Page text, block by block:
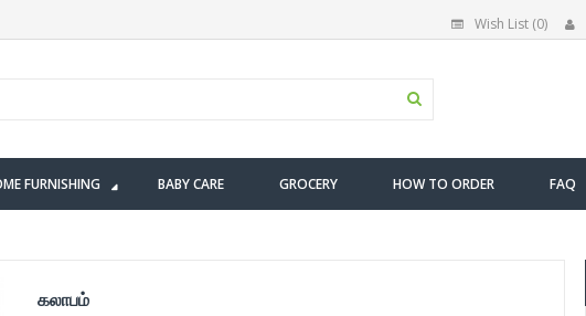
Wish List (0)
FURNISHING BABY CARE GROCERY HOW TO ORDER FAQ
கலாபம்